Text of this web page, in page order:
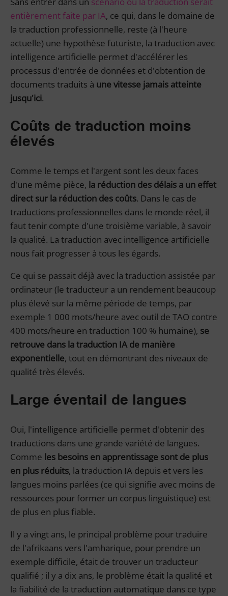
entièrement faite par IA, ce qui, dans le domaine de
la traduction professionnelle, reste (à l'heure
actuelle) une hypothèse futuriste, la traduction avec
intelligence artificielle permet d'accélérer les
processus d'entrée de données et d'obtention de
documents traduits à une vitesse jamais atteinte
jusqu'ici.
Coûts de traduction moins
élevés
Comme le temps et l'argent sont les deux faces
d'une même pièce, la réduction des délais a un effet
direct sur la réduction des coûts. Dans le cas de
traductions professionnelles dans le monde réel, il
faut tenir compte d'une troisième variable, à savoir
la qualité. La traduction avec intelligence artificielle
nous fait progresser à tous les égards.
Ce qui se passait déjà avec la traduction assistée par
ordinateur (le traducteur a un rendement beaucoup
plus élevé sur la même période de temps, par
exemple 1 000 mots/heure avec outil de TAO contre
400 mots/heure en traduction 100 % humaine), se
retrouve dans la traduction IA de manière
exponentielle, tout en démontrant des niveaux de
qualité très élevés.
Large éventail de langues
Oui, l'intelligence artificielle permet d'obtenir des
traductions dans une grande variété de langues.
Comme les besoins en apprentissage sont de plus
en plus réduits, la traduction IA depuis et vers les
langues moins parlées (ce qui signifie avec moins de
ressources pour former un corpus linguistique) est
de plus en plus fiable.
Il y a vingt ans, le principal problème pour traduire
de l'afrikaans vers l'amharique, pour prendre un
exemple difficile, était de trouver un traducteur
qualifié ; il y a dix ans, le problème était la qualité et
la fiabilité de la traduction automatique dans ce type